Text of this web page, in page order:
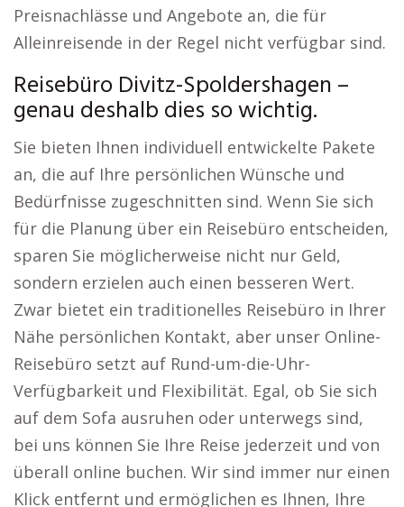
Preisnachlässe und Angebote an, die für
Alleinreisende in der Regel nicht verfügbar sind.
Reisebüro Divitz-Spoldershagen –
genau deshalb dies so wichtig.
Sie bieten Ihnen individuell entwickelte Pakete
an, die auf Ihre persönlichen Wünsche und
Bedürfnisse zugeschnitten sind. Wenn Sie sich
für die Planung über ein Reisebüro entscheiden,
sparen Sie möglicherweise nicht nur Geld,
sondern erzielen auch einen besseren Wert.
Zwar bietet ein traditionelles Reisebüro in Ihrer
Nähe persönlichen Kontakt, aber unser Online-
Reisebüro setzt auf Rund-um-die-Uhr-
Verfügbarkeit und Flexibilität. Egal, ob Sie sich
auf dem Sofa ausruhen oder unterwegs sind,
bei uns können Sie Ihre Reise jederzeit und von
überall online buchen. Wir sind immer nur einen
Klick entfernt und ermöglichen es Ihnen, Ihre